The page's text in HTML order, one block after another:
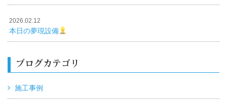
2026.02.12
本日の夢現設備
ブログカテゴリ
施工事例